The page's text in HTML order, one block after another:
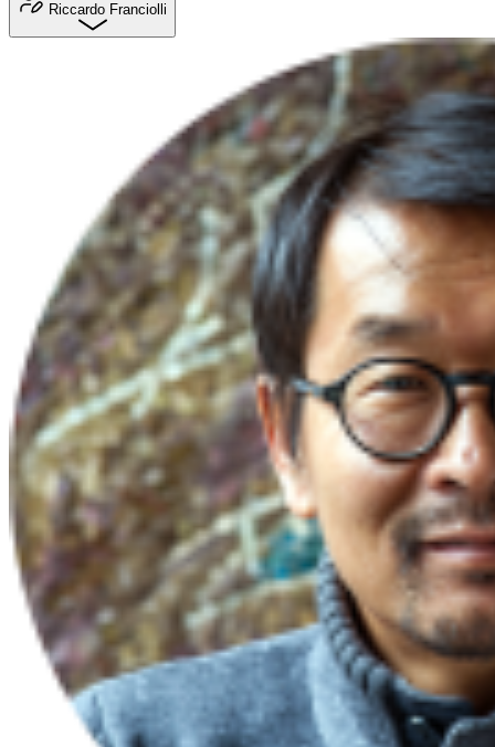
Riccardo Franciolli